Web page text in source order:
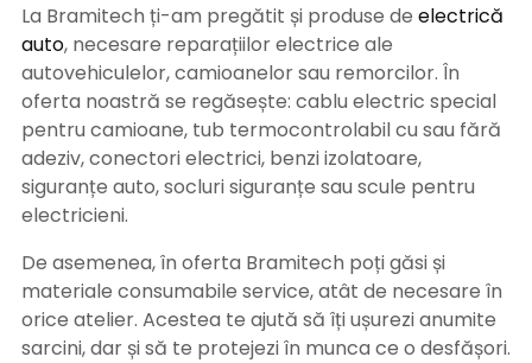
La Bramitech ți-am pregătit și produse de electrică
auto, necesare reparațiilor electrice ale
autovehiculelor, camioanelor sau remorcilor. În
oferta noastră se regăsește: cablu electric special
pentru camioane, tub termocontrolabil cu sau fără
adeziv, conectori electrici, benzi izolatoare,
siguranțe auto, socluri siguranțe sau scule pentru
electricieni.
De asemenea, în oferta Bramitech poți găsi și
materiale consumabile service, atât de necesare în
orice atelier. Acestea te ajută să îți ușurezi anumite
sarcini, dar și să te protejezi în munca ce o desfășori.